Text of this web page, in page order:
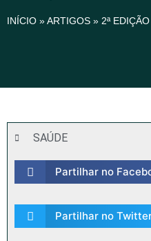
INÍCIO »ARTIGOS » 2ª
SAÚDE
Partilhar no
Partilhar no